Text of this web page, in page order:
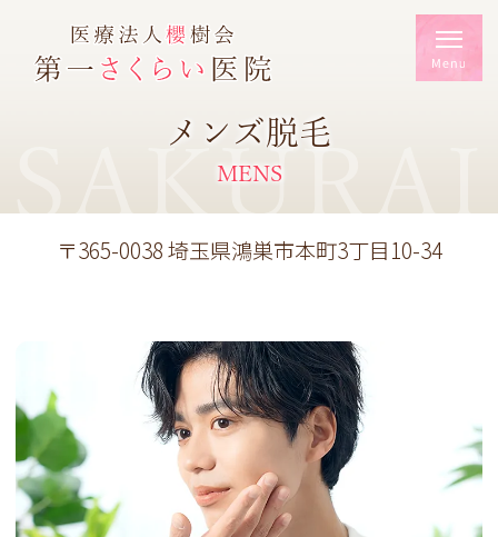
メンズ脱毛
MENS
SAKURAI
〒365-0038 埼玉県鴻巣市本町3丁目10-34